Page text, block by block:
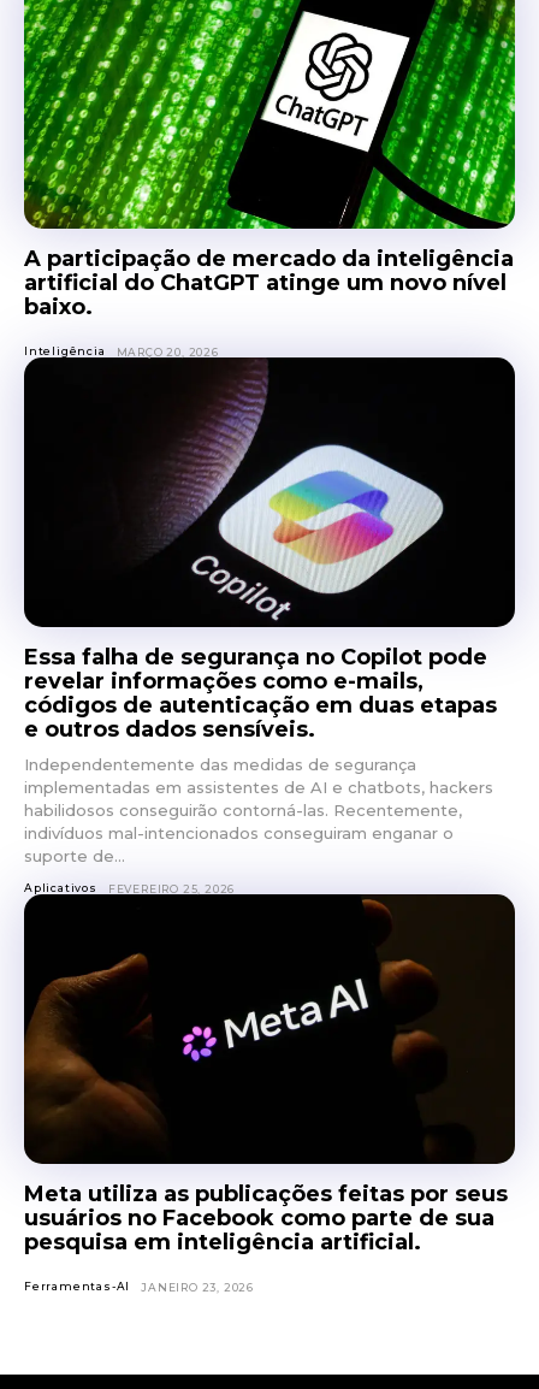
A participação de mercado da inteligência
artificial do ChatGPT atinge um novo nível
baixo.
Inteligência MARÇO 20, 2026
Essa falha de segurança no Copilot pode
revelar informações como e-mails,
códigos de autenticação em duas etapas
e outros dados sensíveis.
Independentemente das medidas de segurança
implementadas em assistentes de AI e chatbots, hackers
habilidosos conseguirão contorná-las. Recentemente,
indivíduos mal-intencionados conseguiram enganar o
suporte de...
Aplicativos FEVEREIRO 25, 2026
Meta utiliza as publicações feitas por seus
usuários no Facebook como parte de sua
pesquisa em inteligência artificial.
Ferramentas-AI JANEIRO 23, 2026